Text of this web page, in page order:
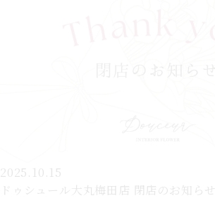
2025.10.15
ドゥシュール大丸梅田店 閉店のお知らせ